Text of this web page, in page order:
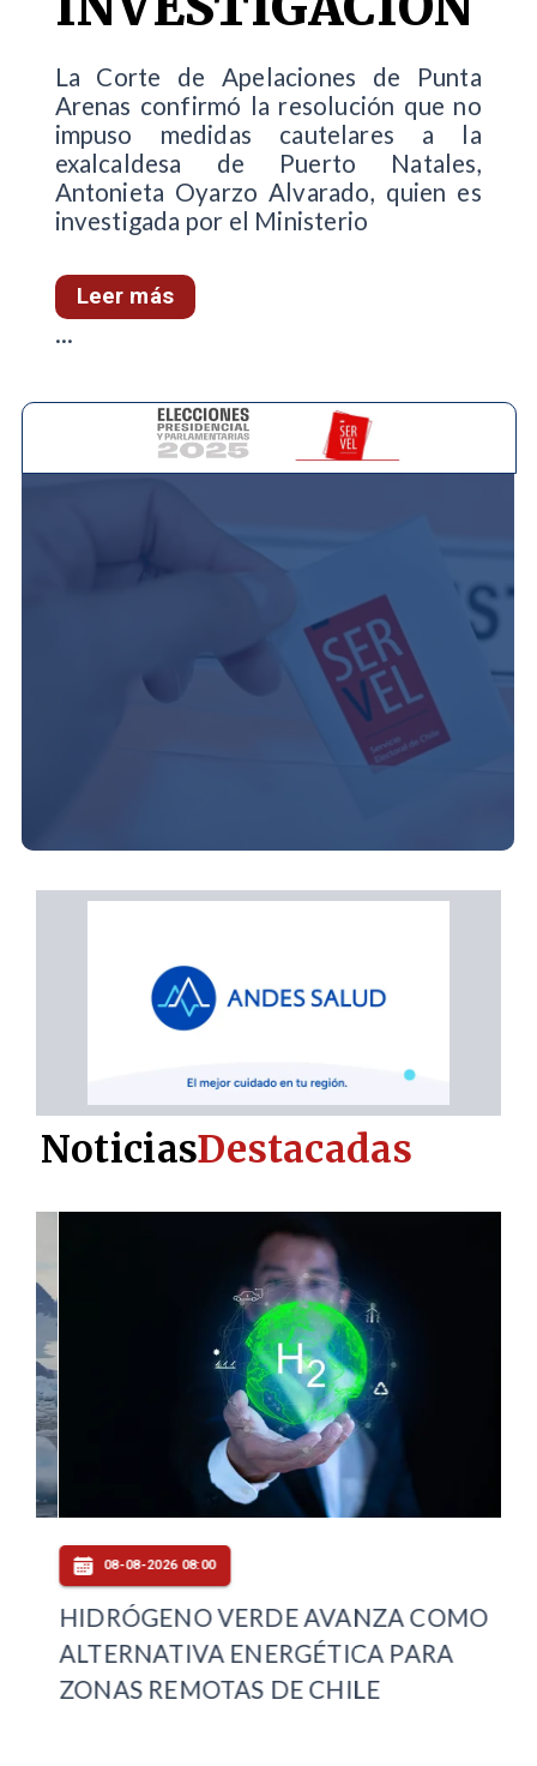
La Corte de Apelaciones de Punta
Arenas confirmó la resolución que no
impuso medidas cautelares a la
exalcaldesa de Puerto Natales,
Antonieta Oyarzo Alvarado, quien es
investigada por el Ministerio
Leer más
...
08-08-2026 08:00
HIDRÓGENO VERDE AVANZA COMO
ALTERNATIVA ENERGÉTICA PARA
ZONAS REMOTAS DE CHILE
NoticiasDestacadas